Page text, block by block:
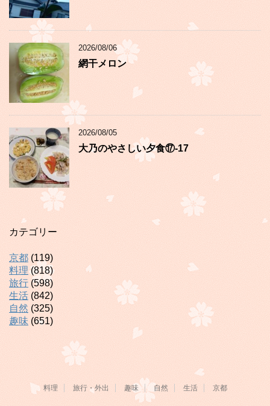
2026/08/06
網干メロン
2026/08/05
大乃のやさしい夕食⑰-17
カテゴリー
京都 (119)
料理(818)
旅行 (598)
生活 (842)
自然 (325)
趣味 (651)
料理 旅行・外出 趣味 自然 生活 京都